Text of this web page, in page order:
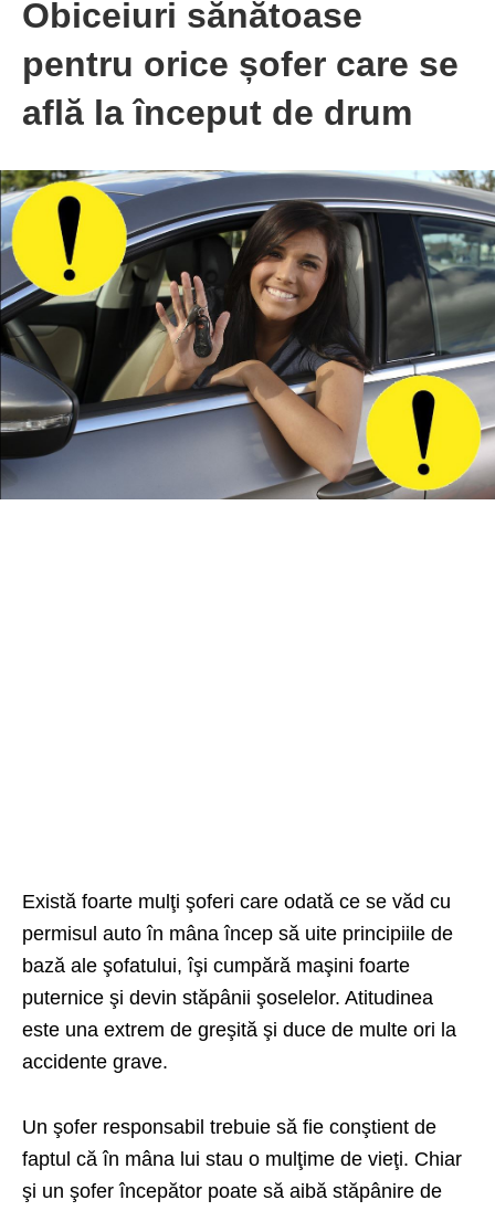
Obiceiuri sănătoase
pentru orice șofer care se
află la început de drum
Există foarte mulţi şoferi care odată ce se văd cu
permisul auto în mâna încep să uite principiile de
bază ale şofatului, îşi cumpără maşini foarte
puternice şi devin stăpânii şoselelor. Atitudinea
este una extrem de greşită şi duce de multe ori la
accidente grave.
Un şofer responsabil trebuie să fie conştient de
faptul că în mâna lui stau o mulţime de vieţi. Chiar
şi un şofer începător poate să aibă stăpânire de